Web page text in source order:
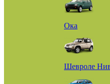
Ока
Шевроле